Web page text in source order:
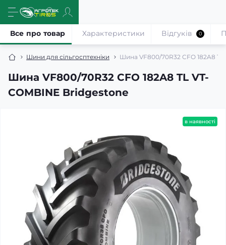
Шини для сільгосптехніки Шина VF800/70R32 CFO 182A8
Шина VF800/70R32 CFO 182A8 TL VT-
COMBINE Bridgestone
Все про товар Характеристики Відгуків 0
в наявності